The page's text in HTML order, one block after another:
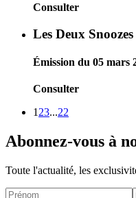
Consulter
Les Deux Snoozes
Émission du 05 mars
Consulter
1 23...22
Abonnez-vous à
Toute l'actualité, les